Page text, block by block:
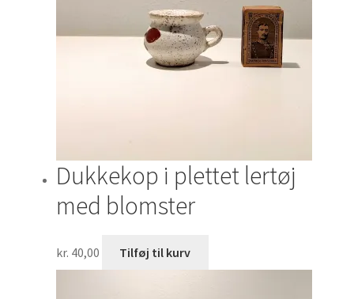
Dukkekop i plettet lertøj
med blomster
kr. 40,00 Tilføj til kurv